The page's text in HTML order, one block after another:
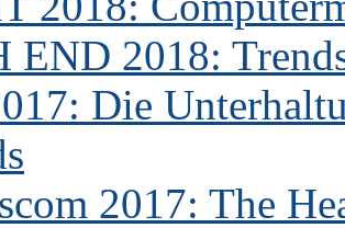
END 2018:
Die
2017: The